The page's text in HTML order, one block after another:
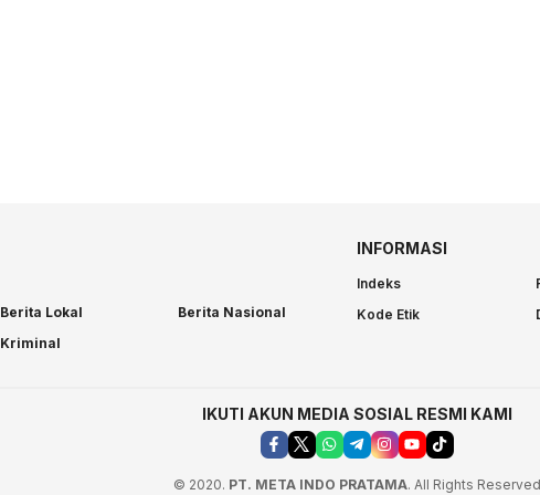
Berita Lokal
Berita Nasional
Kriminal
INFORMASI
Indeks
Kode Etik
IKUTI AKUN MEDIA SOSIAL RESMI KAMI
© 2020. PT. META INDO PRATAMA. All Rights Reserved